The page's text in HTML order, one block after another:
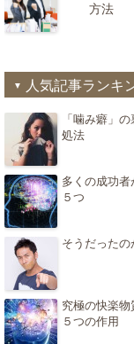
方法
人気記事ランキ
「噛み癖」
処法
多くの成功
５つ
そうだった
究極の快楽
５つの作用